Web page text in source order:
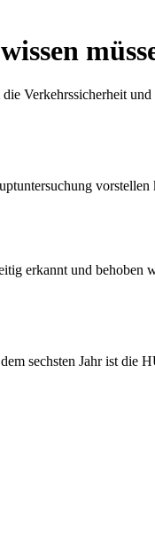
Verkehrssicherheit
erkannt und behoben
sechsten Jahr ist die